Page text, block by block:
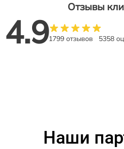
Отзывы
4.91799 отзывов 5358
Наши